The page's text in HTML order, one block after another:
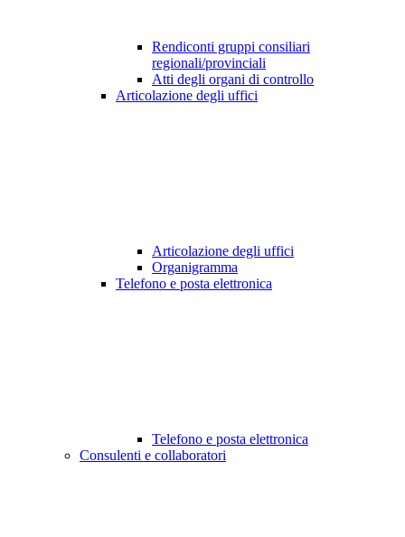
Rendiconti gruppi consiliari
regionali/provinciali
Atti degli organi di controllo
Articolazione degli uffici
Articolazione degli uffici
Organigramma
Telefono e posta elettronica
Telefono e posta elettronica
Consulenti e collaboratori